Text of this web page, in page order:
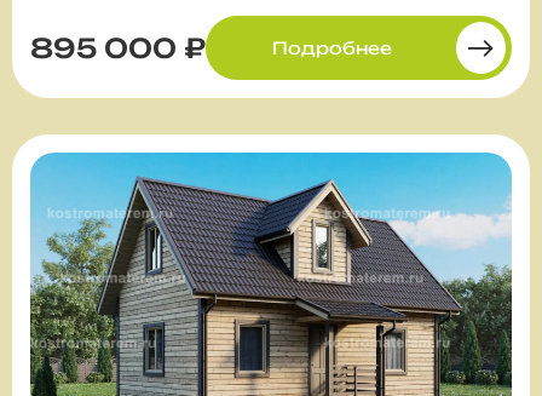
895 000 ₽ Подробнее